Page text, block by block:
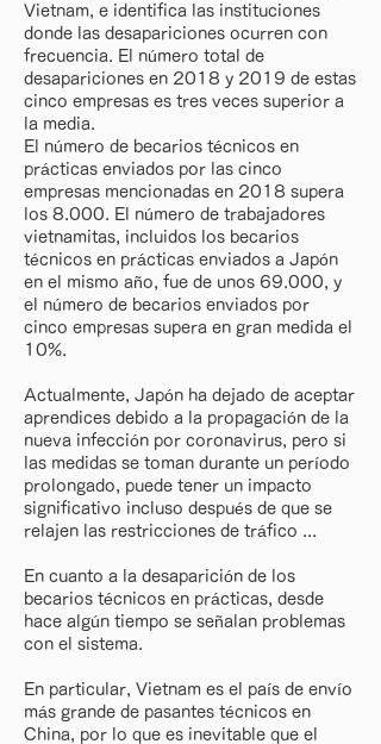
Vietnam, e identifica las instituciones
donde las desapariciones ocurren con
frecuencia. El número total de
desapariciones en 2018 y 2019 de estas
cinco empresas es tres veces superior a
la media.
El número de becarios técnicos en
prácticas enviados por las cinco
empresas mencionadas en 2018 supera
los 8.000. El número de trabajadores
vietnamitas, incluidos los becarios
técnicos en prácticas enviados a Japón
en el mismo año, fue de unos 69.000, y
el número de becarios enviados por
cinco empresas supera en gran medida el
10%.
Actualmente, Japón ha dejado de aceptar
aprendices debido a la propagación de la
nueva infección por coronavirus, pero si
las medidas se toman durante un período
prolongado, puede tener un impacto
significativo incluso después de que se
relajen las restricciones de tráfico ...
En cuanto a la desaparición de los
becarios técnicos en prácticas, desde
hace algún tiempo se señalan problemas
con el sistema.
En particular, Vietnam es el país de envío
más grande de pasantes técnicos en
China, por lo que es inevitable que el